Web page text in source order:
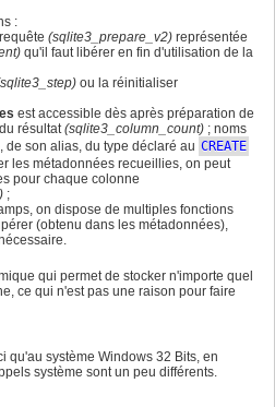
:
(sqlite3_prepare_v2) représentée
qu'il faut libérer en fin d'utilisation de la
ou la réinitialiser
est accessible dès après préparation de
résultat(sqlite3_column_count) ; noms
de son alias, du type déclaré au CREATE
les métadonnées recueillies, on peut
pour chaque colonne
;
on dispose de multiples fonctions
(obtenu dans les métadonnées),
qui permet de stocker n'importe quel
ce qui n'est pas une raison pour faire
qu'au système Windows 32 Bits, en
système sont un peu différents.